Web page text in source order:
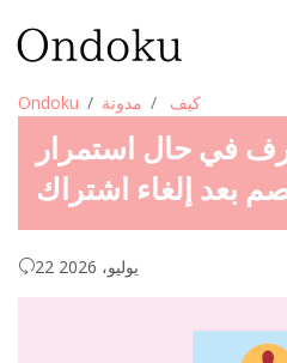
Ondoku مدونة كيف
في حال استمرار
22 يوليو، 2026